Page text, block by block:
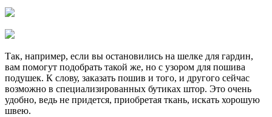
Так, например, если вы остановились на шелке для гардин,
вам помогут подобрать такой же, но с узором для пошива
подушек. К слову, заказать пошив и того, и другого сейчас
возможно в специализированных бутиках штор. Это очень
удобно, ведь не придется, приобретая ткань, искать хорошую
швею.